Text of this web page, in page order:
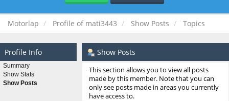
Motorlap Profile of mati3443 Show Posts Topics
Profile Info
Summary
Show Stats
Show Posts
Show Posts
This section allows you to view all posts
made by this member. Note that you can
only see posts made in areas you currently
have access to.